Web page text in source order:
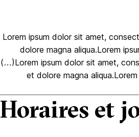
Lorem ipsum dolor sit amet,
dolore magna aliqua.Lorem
(…)Lorem ipsum dolor sit amet,
et dolore magna
Horaires et